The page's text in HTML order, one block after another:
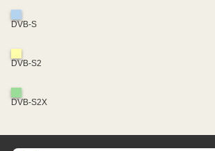
DVB-S
DVB-S2
DVB-S2X